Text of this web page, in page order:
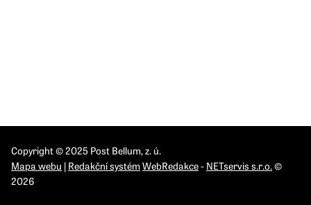
Copyright © 2025 Post Bellum, z. ú.
Mapa webu | Redakční systémWebRedakce- NETservis s.r.o.©
2026